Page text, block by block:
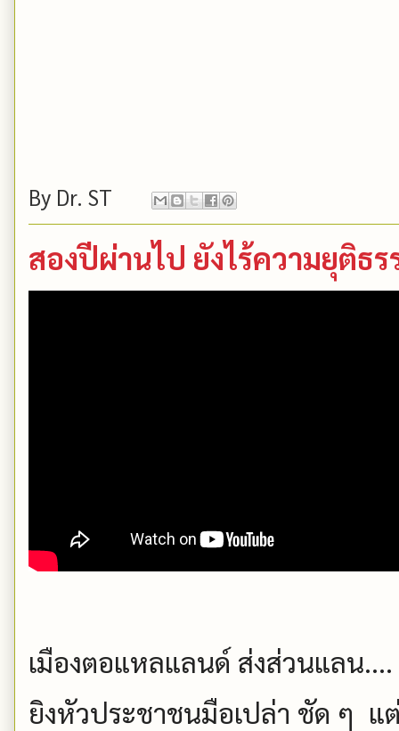
By Dr. ST
สองปีผ่านไป ยังไร้ความยุติธ
เมืองตอแหลแลนด์ ส่งส่วนแลน....
ยิงหัวประชาชนมือเปล่า ชัด ๆ แ